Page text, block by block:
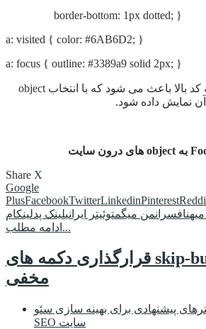
border-bottom: 1px dotted; }
a: visited { color: #6AB6D2; }
a: focus { outline: #3389a9 solid 2px; }
دستور a: focus در رشته کد بالا باعث می شود که با انتخاب object
Share X
Google
PlusFacebookTwitterLinkedinPinterest
افسرانمن میگمتوئیتر ایرانیلینک پدلینکام
ادامه مطلب...
قرارگذاری دکمه های skip-button به صورت
مخفی
پیشنهادی برای بهینه سازی سئو
SEO سایت